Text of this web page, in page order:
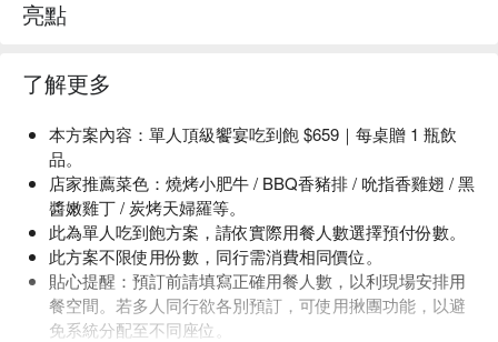
亮點
了解更多
本方案內容：單人頂級饗宴吃到飽 $659｜每桌贈 1 瓶飲
品。
店家推薦菜色：燒烤小肥牛 / BBQ香豬排 / 吮指香雞翅 / 黑
醬嫩雞丁 / 炭烤天婦羅等。
此為單人吃到飽方案，請依實際用餐人數選擇預付份數。
此方案不限使用份數，同行需消費相同價位。
貼心提醒：預訂前請填寫正確用餐人數，以利現場安排用
餐空間。若多人同行欲各別預訂，可使用揪團功能，以避
免系統分配至不同座位。